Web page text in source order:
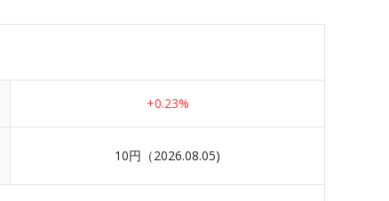
+0.23%
10円 （2026.08.05)